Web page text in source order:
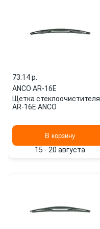
73.14 p.
ANCO·AR-16E
Щетка стеклоочистителя
AR-16E ANCO
В корзину
15 - 20 августа